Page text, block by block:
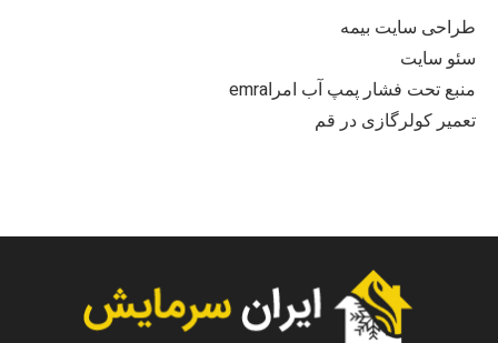
طراحی سایت بیمه
سئو سایت
منبع تحت فشار پمپ آب امراemra
تعمیر کولرگازی در قم